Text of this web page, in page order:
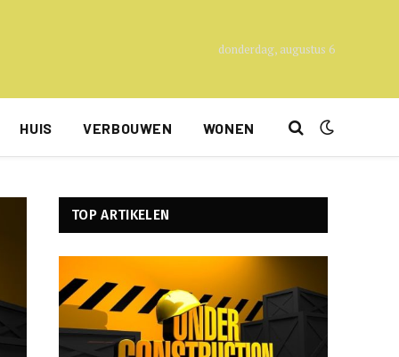
donderdag, augustus 6
HUIS VERBOUWEN WONEN
TOP ARTIKELEN